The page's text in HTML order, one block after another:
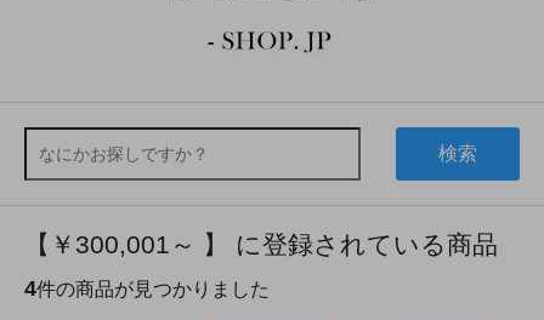
検索
【￥300,001～ 】 に登録されている商品
4件の商品が見つかりました